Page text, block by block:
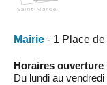
Mairie - 1 Place de
Horaires ouverture
Du lundi au